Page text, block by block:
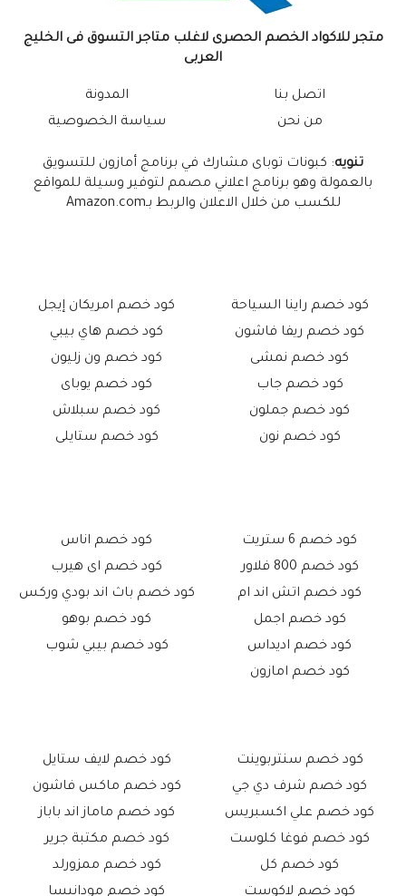
متجر للاكواد الخصم الحصرى لاغلب متاجر التسوق فى الخليج
العربى
اتصل بنا
من نحن
المدونة
سياسة الخصوصية
تنويه: كبونات توباى مشارك في برنامج أمازون للتسويق
بالعمولة وهو برنامج اعلاني مصمم لتوفير وسيلة للمواقع
للكسب من خلال الاعلان والربط بـAmazon.com
كود خصم راينا السياحة
كود خصم ريفا فاشون
كود خصم نمشى
كود خصم جاب
كود خصم جملون
كود خصم نون
كود خصم امريكان إيجل
كود خصم هاي بيبي
كود خصم ون زليون
كود خصم يوباى
كود خصم سبلاش
كود خصم ستايلى
كود خصم 6 ستريت
كود خصم 800 فلاور
كود خصم اتش اند ام
كود خصم اجمل
كود خصم اديداس
كود خصم امازون
كود خصم اناس
كود خصم اى هيرب
كود خصم باث اند بودي وركس
كود خصم بوهو
كود خصم بيبي شوب
كود خصم سنتربوينت
كود خصم شرف دي جي
كود خصم علي اكسبريس
كود خصم فوغا كلوست
كود خصم كل
كود خصم لاكوست
كود خصم لايف ستايل
كود خصم ماكس فاشون
كود خصم ماماز اند باباز
كود خصم مكتبة جرير
كود خصم ممزورلد
كود خصم مودانيسا